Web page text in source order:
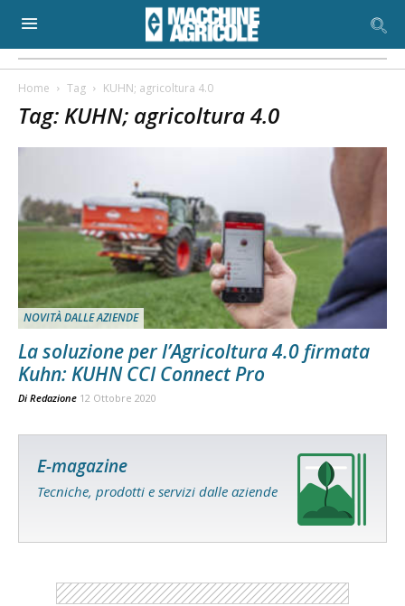
Home Tag KUHN; agricoltura 4.0
Tag: KUHN; agricoltura 4.0
NOVITÀ DALLE AZIENDE
La soluzione per l’Agricoltura 4.0 firmata
Kuhn: KUHN CCI Connect Pro
Di Redazione 12 Ottobre 2020
E-magazine
Tecniche, prodotti e servizi dalle aziende